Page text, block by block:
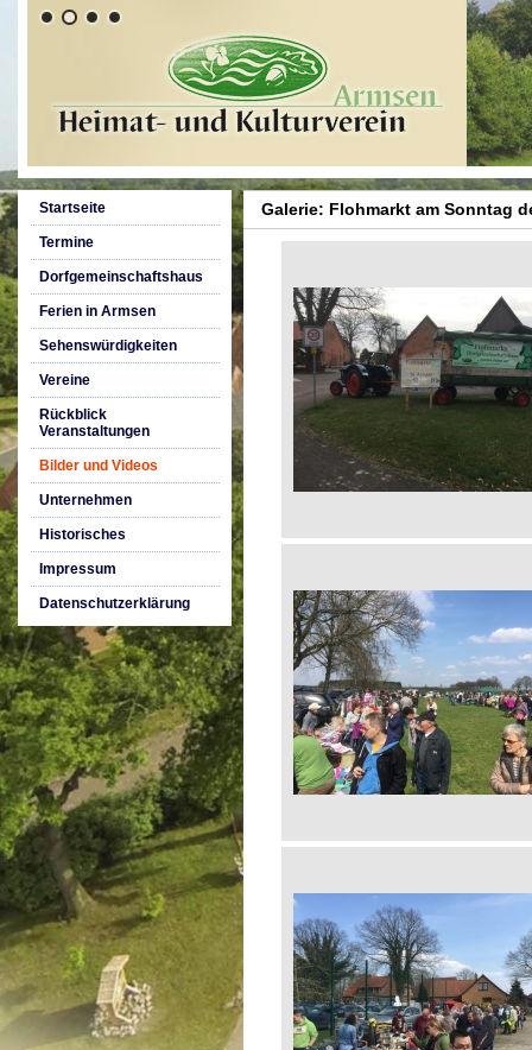
Startseite
Termine
Dorfgemeinschaftshaus
Ferien in Armsen
Sehenswürdigkeiten
Vereine
Rückblick
Veranstaltungen
Bilder und Videos
Unternehmen
Historisches
Impressum
Datenschutzerklärung
Galerie: Flohmarkt am Sonntag